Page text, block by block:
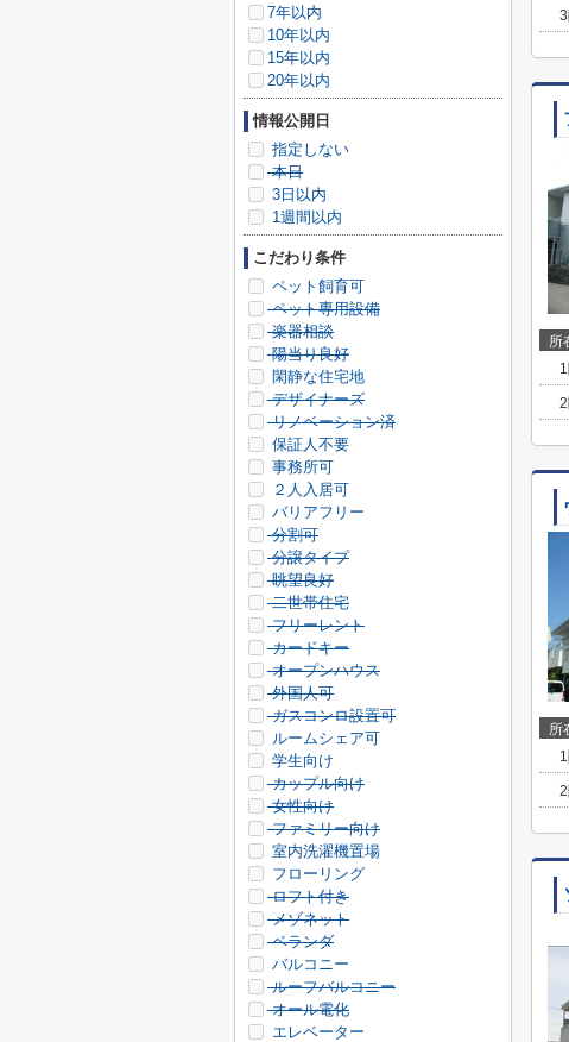
所
所
7年以内
10年以内
15年以内
20年以内
情報公開日
指定しない
本日
3日以内
1週間以内
こだわり条件
ペット飼育可
ペット専用設備
楽器相談
陽当り良好
閑静な住宅地
デザイナーズ
リノベーション済
保証人不要
事務所可
２人入居可
バリアフリー
分割可
分譲タイプ
眺望良好
二世帯住宅
フリーレント
カードキー
オープンハウス
外国人可
ガスコンロ設置可
ルームシェア可
学生向け
カップル向け
女性向け
ファミリー向け
室内洗濯機置場
フローリング
ロフト付き
メゾネット
ベランダ
バルコニー
ルーフバルコニー
オール電化
エレベーター